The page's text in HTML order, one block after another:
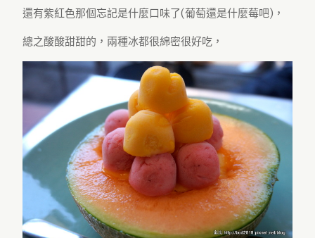
還有紫紅色那個忘記是什麼口味了(葡萄還是什麼莓吧)，
總之酸酸甜甜的，兩種冰都很綿密很好吃，